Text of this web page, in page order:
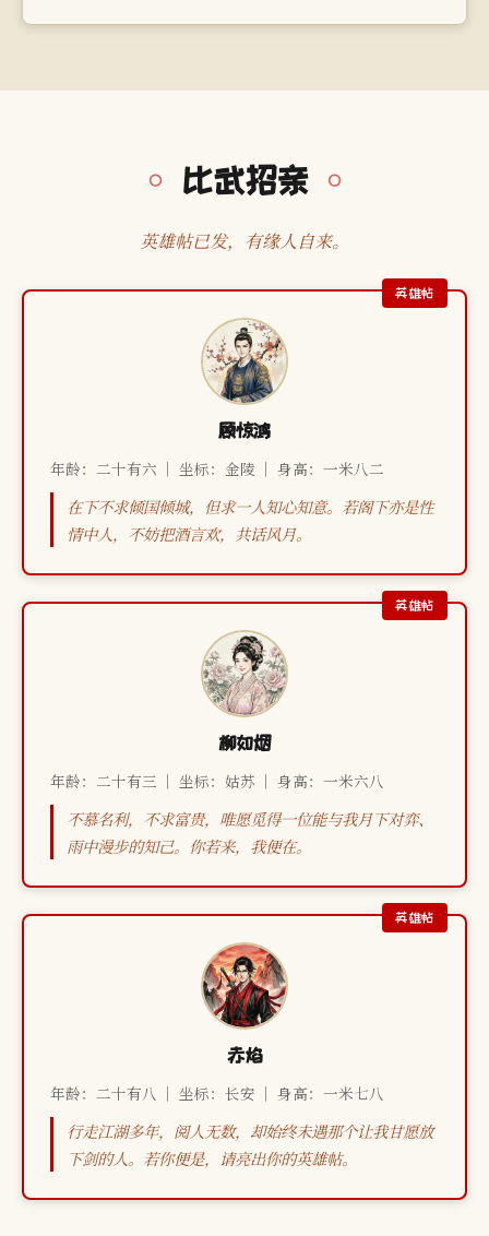
比武招亲
英雄帖已发，有缘人自来。
顾惊鸿
年龄：二十有六 ｜ 坐标：金陵 ｜ 身高：一米八二
在下不求倾国倾城，但求一人知心知意。若阁下亦是性
情中人，不妨把酒言欢，共话风月。
柳如烟
年龄：二十有三 ｜ 坐标：姑苏 ｜ 身高：一米六八
不慕名利，不求富贵，唯愿觅得一位能与我月下对弈、
雨中漫步的知己。你若来，我便在。
赤焰
年龄：二十有八 ｜ 坐标：长安 ｜ 身高：一米七八
行走江湖多年，阅人无数，却始终未遇那个让我甘愿放
下剑的人。若你便是，请亮出你的英雄帖。